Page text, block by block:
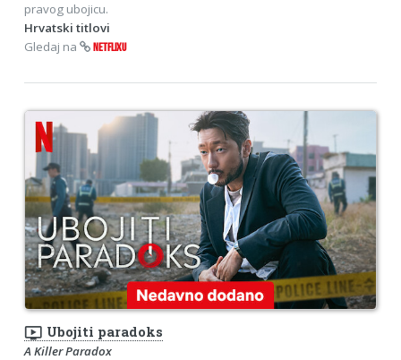
pravog ubojicu.
Hrvatski titlovi
Gledaj na
NETFLIXU
ondemand_video Ubojiti paradoks
A Killer Paradox